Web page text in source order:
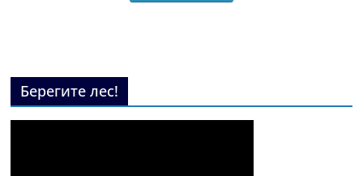
Берегите лес!